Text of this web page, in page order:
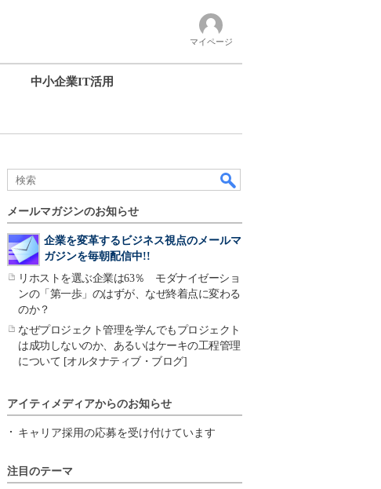
マイページ
中小企業IT活用
メールマガジンのお知らせ
企業を変革するビジネス視点のメールマ
ガジンを毎朝配信中!!
リホストを選ぶ企業は63％ モダナイゼーショ
ンの「第一歩」のはずが、なぜ終着点に変わる
のか？
なぜプロジェクト管理を学んでもプロジェクト
は成功しないのか、あるいはケーキの工程管理
について [オルタナティブ・ブログ]
アイティメディアからのお知らせ
キャリア採用の応募を受け付けています
注目のテーマ